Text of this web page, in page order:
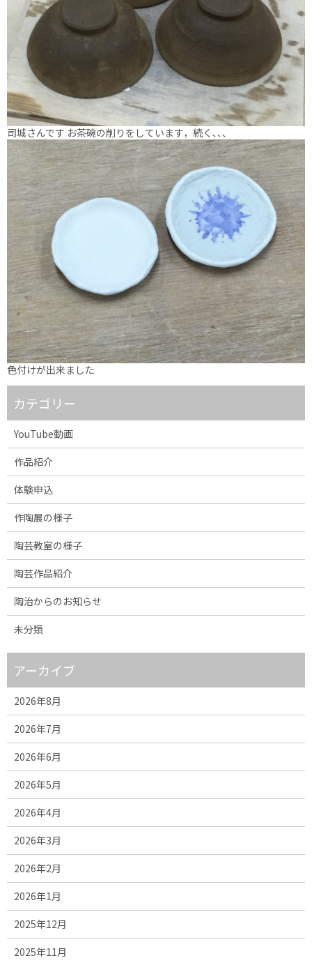
司城さんです お茶碗の削りをしています，続く､､､
色付けが出来ました
カテゴリー
YouTube動画
作品紹介
体験申込
作陶展の様子
陶芸教室の様子
陶芸作品紹介
陶治からのお知らせ
未分類
アーカイブ
2026年8月
2026年7月
2026年6月
2026年5月
2026年4月
2026年3月
2026年2月
2026年1月
2025年12月
2025年11月